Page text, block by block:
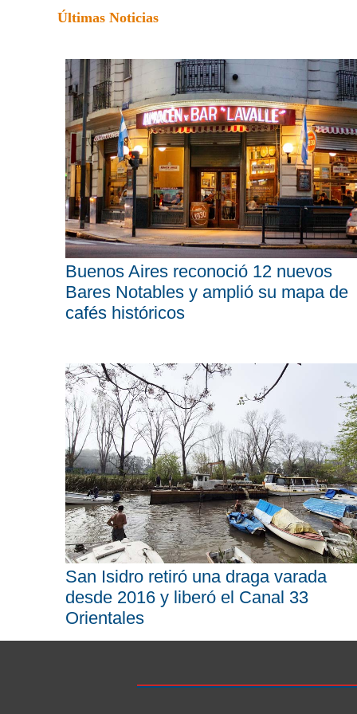
Últimas Noticias
Buenos Aires reconoció 12 nuevos
Bares Notables y amplió su mapa de
cafés históricos
San Isidro retiró una draga varada
desde 2016 y liberó el Canal 33
Orientales